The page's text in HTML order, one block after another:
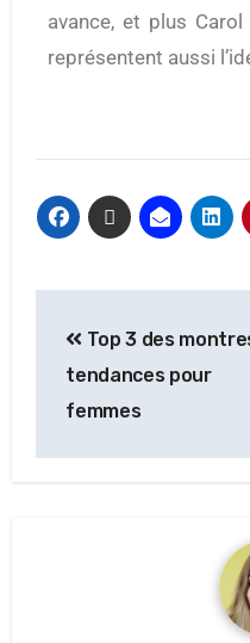
avance, et plus
représentent aussi
Top 3 des
tendances pour
femmes